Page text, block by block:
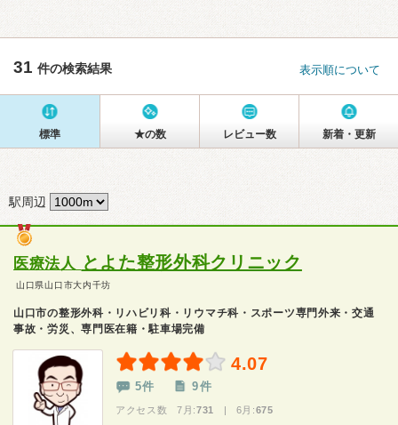
31 件の検索結果 表示順について
標準 ★の数 レビュー数 新着・更新
駅周辺
医療法人 とよた整形外科クリニック
山口県山口市大内千坊
山口市の整形外科・リハビリ科・リウマチ科・スポーツ専門外来・交通
事故・労災、専門医在籍・駐車場完備
4.07
5件 9件
アクセス数 7月:731 | 6月:675